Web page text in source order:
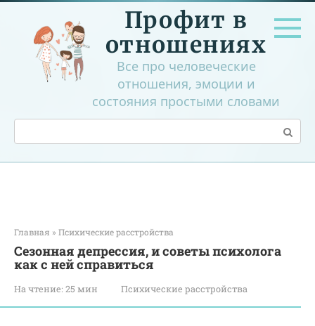
Перейти
контенту
Профит в
отношениях
Все про человеческие
отношения, эмоции и
состояния простыми словами
Поиск:
Главная » Психические расстройства
Сезонная депрессия, и советы психолога
как с ней справиться
На чтение: 25 мин Психические расстройства